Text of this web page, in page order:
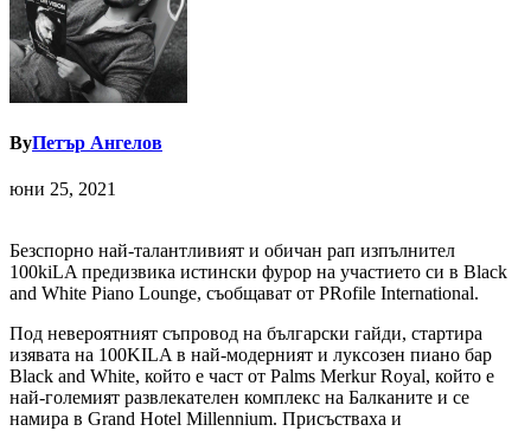
ByПетър Ангелов
юни 25, 2021
Безспорно най-талантливият и обичан рап изпълнител
100kiLA предизвика истински фурор на участието си в Black
and White Piano Lounge, съобщават от PRofile International.
Под невероятният съпровод на български гайди, стартира
изявата на 100KILA в най-модерният и луксозен пиано бар
Black and White, който е част от Palms Merkur Royal, който е
най-големият развлекателен комплекс на Балканите и се
намира в Grand Hotel Millennium. Присъстваха и